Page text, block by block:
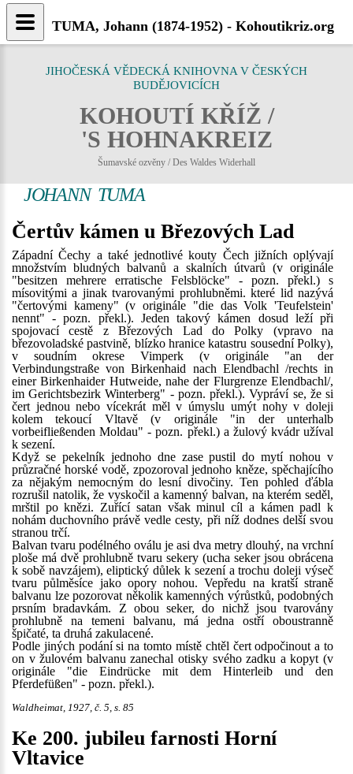
JIHOČESKÁ VĚDECKÁ KNIHOVNA V ČESKÝCH
BUDĚJOVICÍCH
KOHOUTÍ KŘÍŽ /
'S HOHNAKREIZ
Šumavské ozvěny / Des Waldes Widerhall
JOHANN TUMA
Čertův kámen u Březových Lad
Západní Čechy a také jednotlivé kouty Čech jižních oplývají
množstvím bludných balvanů a skalních útvarů (v originále
"besitzen mehrere erratische Felsblöcke" - pozn. překl.) s
mísovitými a jinak tvarovanými prohlubněmi. které lid nazývá
"čertovými kameny" (v originále "die das Volk 'Teufelstein'
nennt" - pozn. překl.). Jeden takový kámen dosud leží při
spojovací cestě z Březových Lad do Polky (vpravo na
březovoladské pastvině, blízko hranice katastru sousední Polky),
v soudním okrese Vimperk (v originále "an der
Verbindungstraße von Birkenhaid nach Elendbachl /rechts in
einer Birkenhaider Hutweide, nahe der Flurgrenze Elendbachl/,
im Gerichtsbezirk Winterberg" - pozn. překl.). Vypráví se, že si
čert jednou nebo vícekrát měl v úmyslu umýt nohy v doleji
kolem tekoucí Vltavě (v originále "in der unterhalb
vorbeifließenden Moldau" - pozn. překl.) a žulový kvádr užíval
k sezení.
Když se pekelník jednoho dne zase pustil do mytí nohou v
průzračné horské vodě, zpozoroval jednoho kněze, spěchajícího
za nějakým nemocným do lesní divočiny. Ten pohled ďábla
rozrušil natolik, že vyskočil a kamenný balvan, na kterém seděl,
mrštil po knězi. Zuřící satan však minul cíl a kámen padl k
nohám duchovního právě vedle cesty, při níž dodnes delší svou
stranou trčí.
Balvan tvaru podélného oválu je asi dva metry dlouhý, na vrchní
ploše má dvě prohlubně tvaru sekery (ucha seker jsou obrácena
k sobě navzájem), eliptický důlek k sezení a trochu doleji výseč
tvaru půlměsíce jako opory nohou. Vepředu na kratší straně
balvanu lze pozorovat několik kamenných výrůstků, podobných
prsním bradavkám. Z obou seker, do nichž jsou tvarovány
prohlubně na temeni balvanu, má jedna ostří oboustranně
špičaté, ta druhá zakulacené.
Podle jiných podání si na tomto místě chtěl čert odpočinout a to
on v žulovém balvanu zanechal otisky svého zadku a kopyt (v
originále "die Eindrücke mit dem Hinterleib und den
Pferdefüßen" - pozn. překl.).
Waldheimat, 1927, č. 5, s. 85
Ke 200. jubileu farnosti Horní
Vltavice
TUMA, Johann (1874-1952) - Kohoutikriz.org